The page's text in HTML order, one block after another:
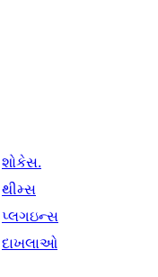
શોકેસ.
થીમ્સ
પ્લગઇન્સ
દાખલાઓ